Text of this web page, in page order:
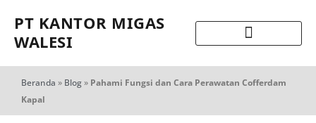
PT KANTOR MIGAS
WALESI
Beranda » Blog» Pahami Fungsi dan Cara Perawatan Cofferdam
Kapal